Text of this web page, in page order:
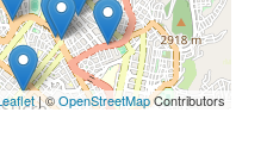
| ©OpenStreetMapContributors